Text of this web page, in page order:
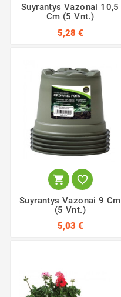
Suyrantys Vazonai 10,5
Cm (5 Vnt.)
5,28 €
 
Suyrantys Vazonai 9 Cm
(5 Vnt.)
5,03 €